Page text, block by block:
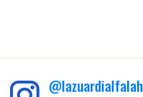
@lazuardialfalah